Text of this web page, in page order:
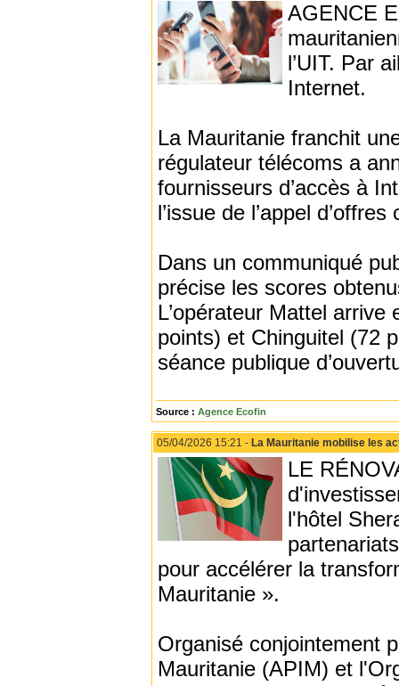
AGENCE
l’UIT. Par
Internet.
La Mauritanie franchit
régulateur télécoms a
fournisseurs d’accès à
l’issue de l’appel
Dans un communiqué
précise les scores
L’opérateur Mattel
points) et Chinguitel (72
séance publique
Source : Agence Ecofin
05/04/2026 15:21 - La Mauritanie mobilise les
LE
l'hôtel
pour accélérer la
Mauritanie ».
Organisé conjointement
Mauritanie (APIM) et